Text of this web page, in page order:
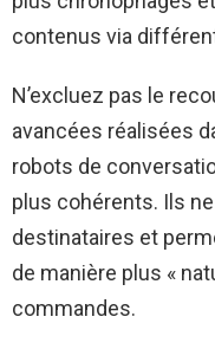
contenus via
N’excluez pas le
avancées réalisées
robots de
plus cohérents. Ils
destinataires et
de manière plus «
commandes.